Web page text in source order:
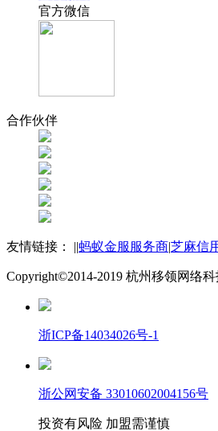
官方微信
合作伙伴
友情链接： ||蚂蚁金服服务商|芝麻信
Copyright©2014-2019 杭州移领网络科
浙ICP备14034026号-1
浙公网安备 33010602004156号
投资有风险 加盟需谨慎